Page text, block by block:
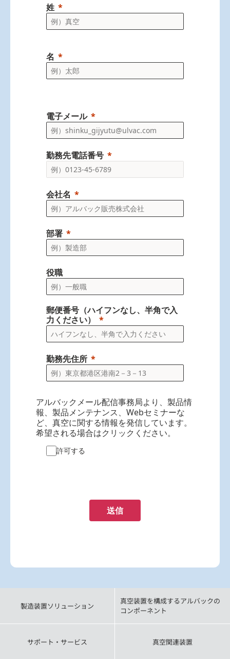
姓
名
電子メール
勤務先電話番号
会社名
部署
役職
郵便番号（ハイフンなし、半角で入
力ください）
勤務先住所
アルバックメール配信事務局より、製品情
報、製品メンテナンス、Webセミナーな
ど、真空に関する情報を発信しています。
希望される場合はクリックください。
許可する
送信
製造装置ソリューション
真空装置を構成するアルバックの
コンポーネント
サポート・サービス 真空関連装置